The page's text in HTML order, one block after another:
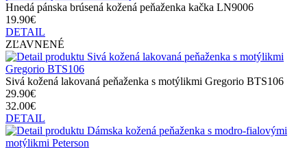
Hnedá pánska brúsená kožená peňaženka kačka LN9006
19.90€
DETAIL
ZĽAVNENÉ
Sivá kožená lakovaná peňaženka s motýlikmi Gregorio BTS106
29.90€
32.00€
DETAIL